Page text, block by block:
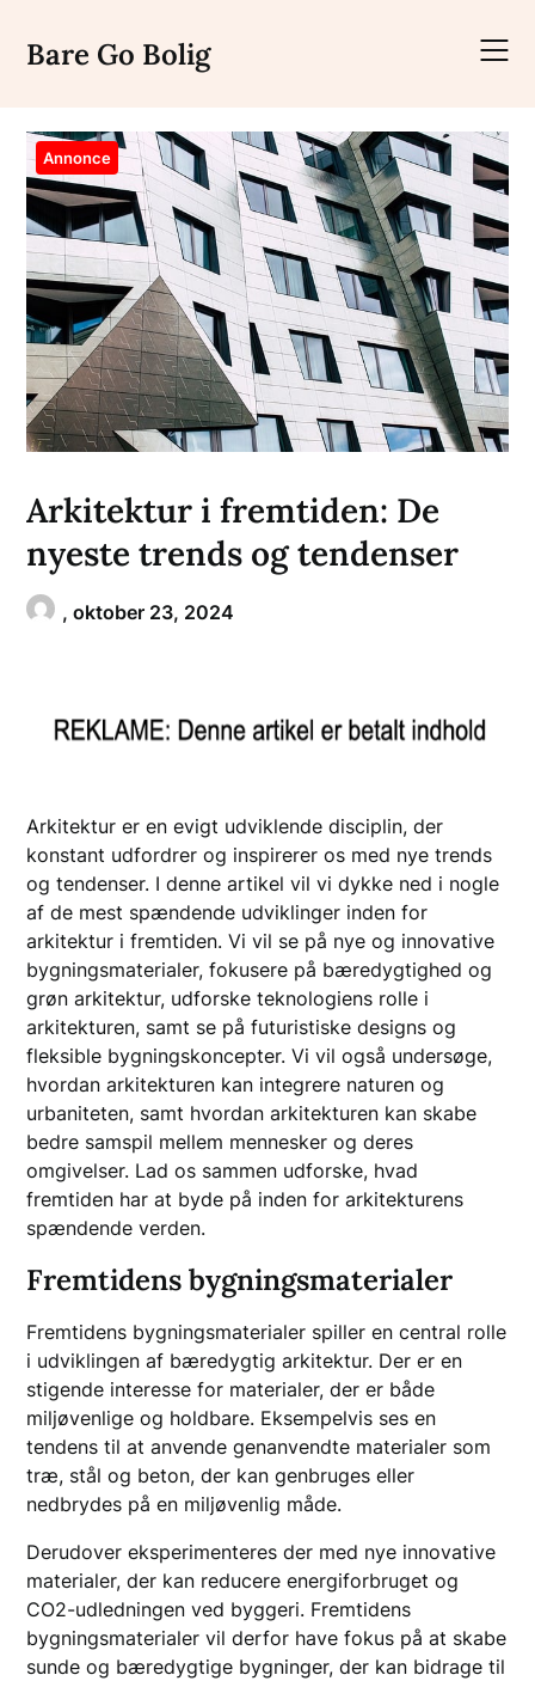
content
Bare Go Bolig
Annonce
Arkitektur i fremtiden: De
nyeste trends og tendenser
,oktober 23, 2024
Arkitektur er en evigt udviklende disciplin, der
konstant udfordrer og inspirerer os med nye trends
og tendenser. I denne artikel vil vi dykke ned i nogle
af de mest spændende udviklinger inden for
arkitektur i fremtiden. Vi vil se på nye og innovative
bygningsmaterialer, fokusere på bæredygtighed og
grøn arkitektur, udforske teknologiens rolle i
arkitekturen, samt se på futuristiske designs og
fleksible bygningskoncepter. Vi vil også undersøge,
hvordan arkitekturen kan integrere naturen og
urbaniteten, samt hvordan arkitekturen kan skabe
bedre samspil mellem mennesker og deres
omgivelser. Lad os sammen udforske, hvad
fremtiden har at byde på inden for arkitekturens
spændende verden.
Fremtidens bygningsmaterialer
Fremtidens bygningsmaterialer spiller en central rolle
i udviklingen af bæredygtig arkitektur. Der er en
stigende interesse for materialer, der er både
miljøvenlige og holdbare. Eksempelvis ses en
tendens til at anvende genanvendte materialer som
træ, stål og beton, der kan genbruges eller
nedbrydes på en miljøvenlig måde.
Derudover eksperimenteres der med nye innovative
materialer, der kan reducere energiforbruget og
CO2-udledningen ved byggeri. Fremtidens
bygningsmaterialer vil derfor have fokus på at skabe
sunde og bæredygtige bygninger, der kan bidrage til